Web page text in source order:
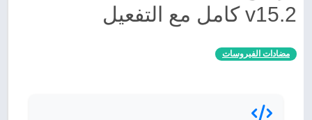
v15.2 كامل مع التفعيل
مضادات الفيروسات